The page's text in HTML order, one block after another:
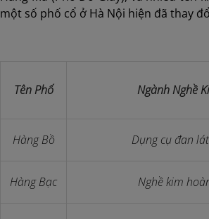
một số phố cổ ở Hà Nội hiện đã thay
Tên Phố Ngành Nghề
Hàng Bồ Dụng cụ đan
Hàng Bạc Nghề kim